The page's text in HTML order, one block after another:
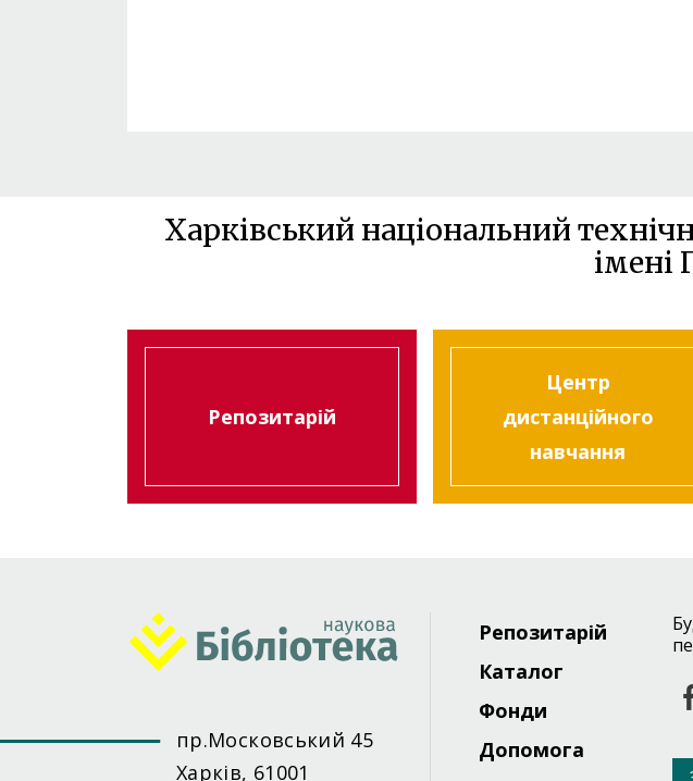
Харківський національний
імені
Репозитарій
Центр
дистанційного
навчання
пр.Московський 45
Харків, 61001
Footer
menu
Репозитарій
Каталог
Фонди
Допомога